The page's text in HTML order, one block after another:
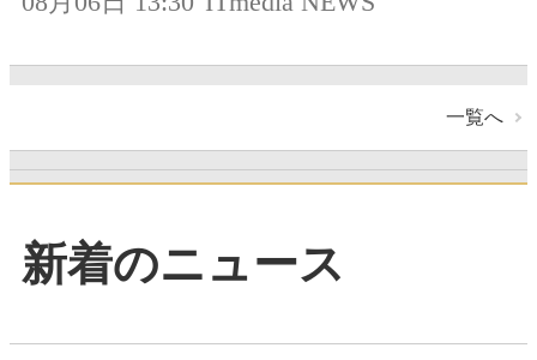
一覧へ
新着のニュース